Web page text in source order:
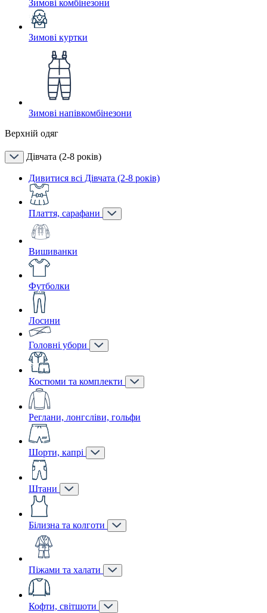
Зимові комбінезони
Зимові куртки
Зимові напівкомбінезони
Верхній одяг
Дівчата (2-8 років)
Дивитися всі Дівчата (2-8 років)
Плаття, сарафани
Вишиванки
Футболки
Лосини
Головні убори
Костюми та комплекти
Реглани, лонгсліви, гольфи
Шорти, капрі
Штани
Білизна та колготи
Піжами та халати
Кофти, світшоти